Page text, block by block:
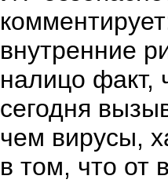
внутренние
налицо факт,
сегодня
чем вирусы,
в том, что от